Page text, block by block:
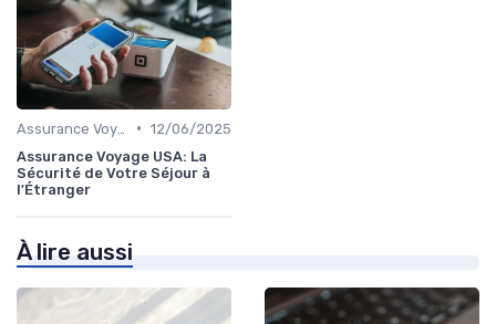
• 12/06/2025
Assurance Voyage USA: La
Sécurité de Votre Séjour à
l'Étranger
À lire aussi